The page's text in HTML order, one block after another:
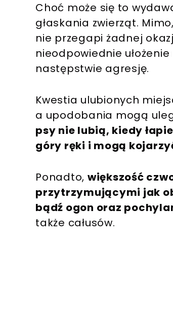
Choć może się to
głaskania zwierząt.
nie przegapi żadnej
nieodpowiednie
następstwie agresję.
Kwestia ulubionych
a upodobania mogą
psy nie lubią, kiedy
góry ręki i mogą
Ponadto, większość
przytrzymującymi jak
bądź ogon oraz
także całusów.